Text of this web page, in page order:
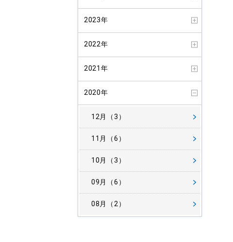
2023年
2022年
2021年
2020年
12月（3）
11月（6）
10月（3）
09月（6）
08月（2）